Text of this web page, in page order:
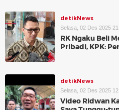
detikNews
Selasa, 02 Des 2025
RK Ngaku Beli
Pribadi, KPK:
detikNews
Selasa, 02 Des 2025
Video Ridwan